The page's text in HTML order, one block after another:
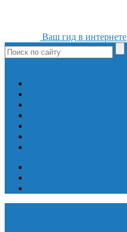
Ваш гид в интернете